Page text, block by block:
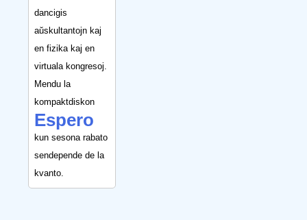
dancigis
aŭskultantojn kaj
en fizika kaj en
virtuala kongresoj.
Mendu la
kompaktdiskon
Espero
kun sesona rabato
sendepende de la
kvanto.